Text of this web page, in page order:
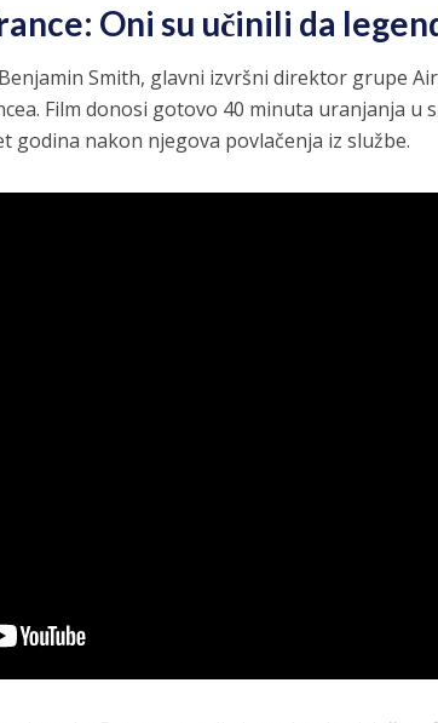
Oni su učinili da
Smith, glavni izvršni direktor grupe
Film donosi gotovo 40 minuta uranjanja u
godina nakon njegova povlačenja iz službe.